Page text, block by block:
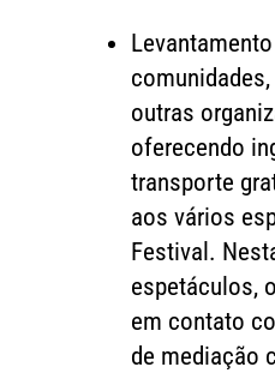
comunidades,
outras
oferecendo
transporte
aos vários
Festival.
espetáculos,
em contato
de mediação